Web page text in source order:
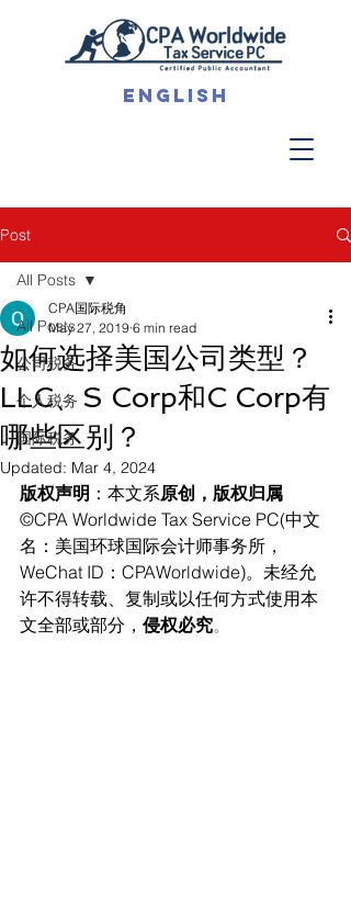
English
Post
All Posts
公司税务
个人税务
国际税务
All Posts
如何选择美国公司类型？
LLC、S Corp和C Corp有
哪些区别？
CPA国际税角
May 27, 2019 6 min read
Updated: Mar 4, 2024
版权声明 ：本文系原创，版权归属
©CPA Worldwide Tax Service PC(中文
名：美国环球国际会计师事务所，
WeChat ID：CPAWorldwide)。未经允
许不得转载、复制或以任何方式使用本
文全部或部分， 侵权必究。